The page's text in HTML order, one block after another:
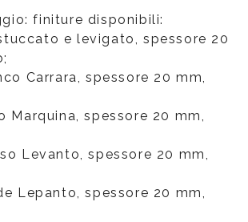
finiture disponibili:
e levigato, spessore 20
Carrara, spessore 20 mm,
Marquina, spessore 20 mm,
Levanto, spessore 20 mm,
Lepanto, spessore 20 mm,